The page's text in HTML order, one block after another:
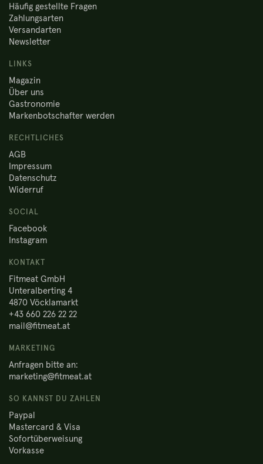
Häufig gestellte Fragen
Zahlungsarten
Versandarten
Newsletter
LINKS
Magazin
Über uns
Gastronomie
Markenbotschafter werden
RECHTLICHES
AGB
Impressum
Datenschutz
Widerruf
SOCIAL
Facebook
Instagram
KONTAKT
Fitmeat GmbH
Unteralberting 4
4870 Vöcklamarkt
+43 660 226 22 22
mail@fitmeat.at
MARKETING
Anfragen bitte an:
marketing@fitmeat.at
SO KANNST DU ZAHLEN
Paypal
Mastercard & Visa
Sofortüberweisung
Vorkasse